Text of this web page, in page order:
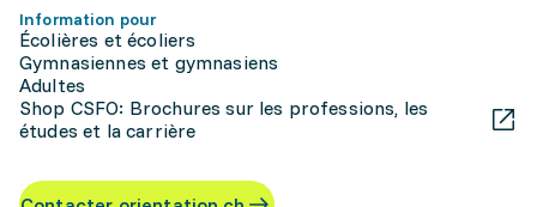
Information pour
Écolières et écoliers
Gymnasiennes et gymnasiens
Adultes
Shop CSFO: Brochures sur les professions, les
études et la carrière